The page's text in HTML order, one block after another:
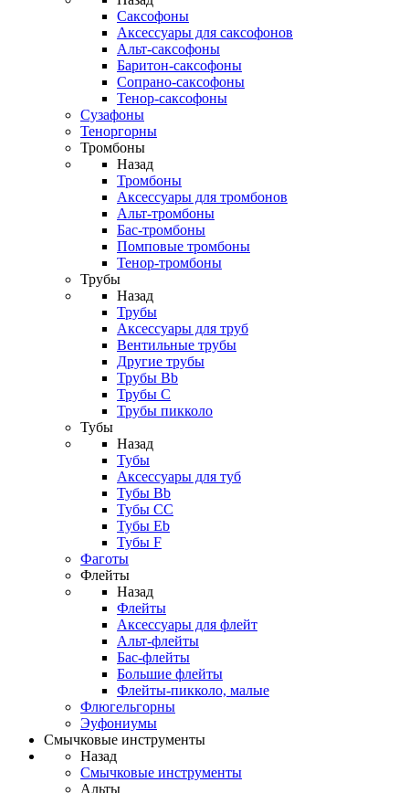
Саксофоны
Аксессуары для саксофонов
Альт-саксофоны
Баритон-саксофоны
Сопрано-саксофоны
Тенор-саксофоны
Сузафоны
Теноргорны
Тромбоны
Назад
Тромбоны
Аксессуары для тромбонов
Альт-тромбоны
Бас-тромбоны
Помповые тромбоны
Тенор-тромбоны
Трубы
Назад
Трубы
Аксессуары для труб
Вентильные трубы
Другие трубы
Трубы Bb
Трубы C
Трубы пикколо
Тубы
Назад
Тубы
Аксессуары для туб
Тубы Bb
Тубы CC
Тубы Eb
Тубы F
Фаготы
Флейты
Назад
Флейты
Аксессуары для флейт
Альт-флейты
Бас-флейты
Большие флейты
Флейты-пикколо, малые
Флюгельгорны
Эуфониумы
Смычковые инструменты
Назад
Смычковые инструменты
Альты